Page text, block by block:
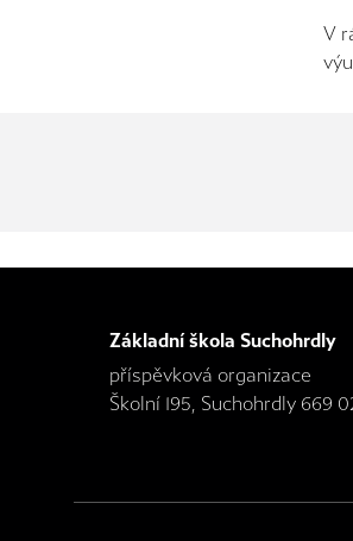
V
Základní škola Suchohrdly
příspěvková organizace
Školní 195, Suchohrdly 669